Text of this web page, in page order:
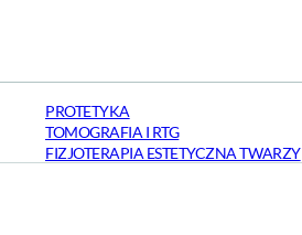
PROTETYKA
TOMOGRAFIA I RTG
FIZJOTERAPIA ESTETYCZNA TWARZY